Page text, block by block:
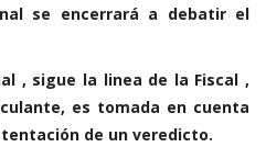
se encerrará a debatir el
, sigue la linea de la Fiscal ,
es tomada en cuenta
de un veredicto.